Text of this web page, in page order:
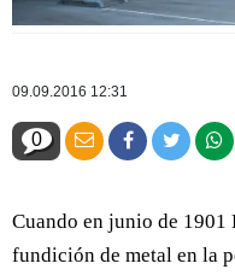
09.09.2016 12:31
0
Cuando en junio de 1901
fundición de metal en la